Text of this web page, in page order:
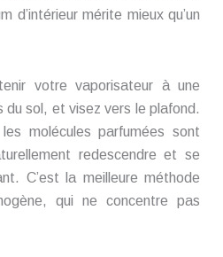
d’intérieur mérite mieux qu’un
votre vaporisateur à une
sol, et visez vers le plafond.
molécules parfumées sont
redescendre et se
C’est la meilleure méthode
qui ne concentre pas